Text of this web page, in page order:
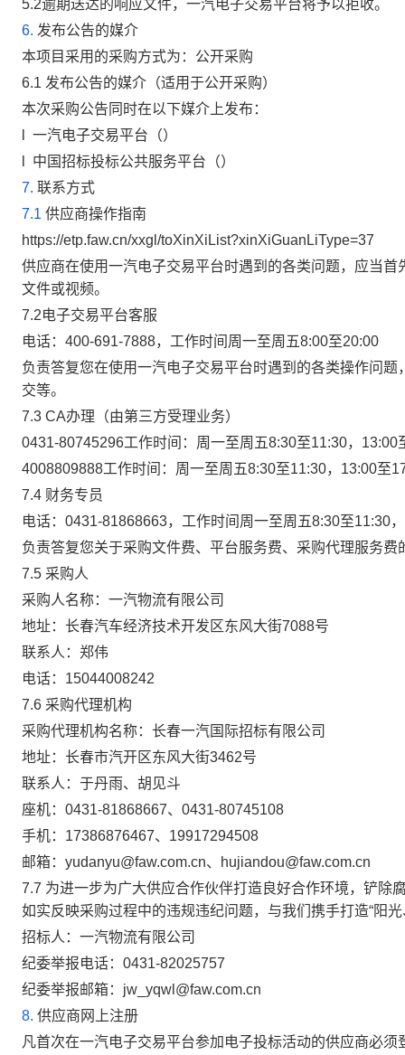
5.2逾期送达的响应文件，一汽电子交易平台将予以拒收。
6. 发布公告的媒介
本项目采用的采购方式为： 公开采购
6.1 发布公告的媒介 （适用于公开采购）
本次采购公告同时在以下媒介上发布：
一汽电子交易平台（）
中国招标投标公共服务平台（）
7. 联系方式
7.1 供应商操作指南
https://etp.faw.cn/xxgl/toXinXiList?xinXiGuanLiType=37
供应商在使用一汽电子交易平台时遇到的各类问题，应当
文件或视频。
7.2电子交易平台客服
电话： 400-691-7888，工作时间周一至周五8:00至20:00
负责答复您在使用一汽电子交易平台时遇到的各类操作问
交等。
7.3 CA办理（由第三方受理业务）
0431-80745296工作时间：周一至周五8:30至11:30，
4008809888工作时间：周一至周五8:30至11:30，13:00至
7.4 财务专员
电话： 0431-81868663，工作时间周一至周五8:30至11:30
负责答复您关于采购文件费、平台服务费、采购代理服务费
7.5 采购人
采购人名称： 一汽物流有限公司
地址： 长春汽车经济技术开发区东风大街7088号
联系人： 郑伟
电话： 15044008242
7.6 采购代理机构
采购代理机构名称： 长春一汽国际招标有限公司
地址： 长春市汽开区东风大街3462号
联系人： 于丹雨、 胡见斗
座机： 0431-81868667、 0431-80745108
手机： 17386876467、 19917294508
邮箱： yudanyu@faw.com.cn、
hujiandou@faw.com.cn
7.7 为进一步为广大供应合作伙伴打造良好合作环境，铲除
如实反映采购过程中的违规违纪问题，与我们携手打造“阳
招标人： 一汽物流有限公司
纪委举报电话： 0431-82025757
纪委举报邮箱： jw_yqwl@faw.com.cn
8. 供应商网上注册
凡首次在一汽电子交易平台参加电子投标活动的供应商必